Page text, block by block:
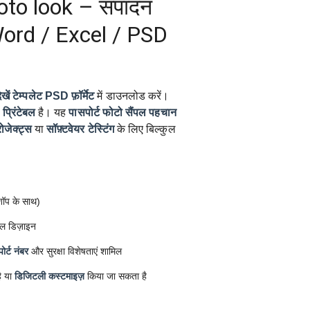
look – संपादन
/ Excel / PSD
टेम्पलेट PSD फ़ॉर्मेटमें डाउनलोड करें।
है। यहपासपोर्ट फोटो सैंपल पहचान
यासॉफ़्टवेयर टेस्टिंगके लिए बिल्कुल
के साथ)
डिज़ाइन
नंबरऔर सुरक्षा विशेषताएं शामिल
याडिजिटली कस्टमाइज़किया जा सकता है